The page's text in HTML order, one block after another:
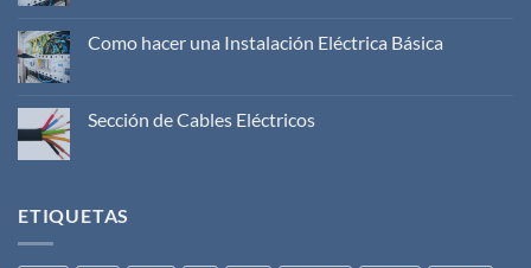
Disyuntor
Como hacer una Instalación Eléctrica Básica
en
Como
Sección de Cables Eléctricos
de
ETIQUETAS